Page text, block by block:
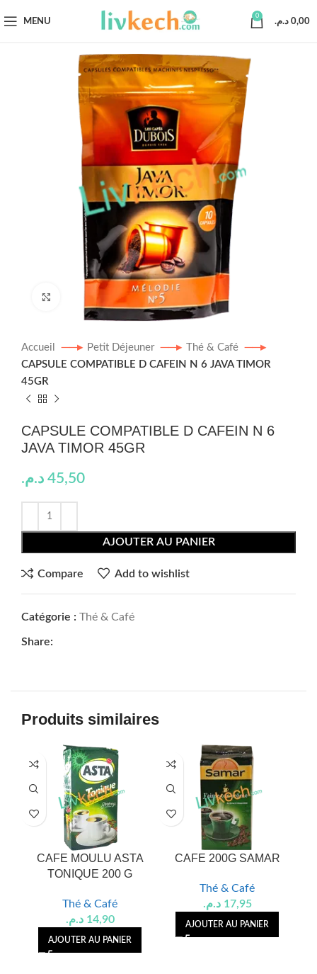
MENU
0
0,00 د.م.
Click to enlarge
Accueil Petit Déjeuner
Thé & Café
CAPSULE COMPATIBLE D CAFEIN N 6 JAVA TIMOR
45GR
CAPSULE COMPATIBLE D CAFEIN N 6
JAVA TIMOR 45GR
45,50 د.م.
AJOUTER AU PANIER
Compare Add to wishlist
Catégorie : Thé & Café
Share:
Produits similaires
CAFE MOULU ASTA
TONIQUE 200 G
Thé & Café
14,90 د.م.
AJOUTER AU PANIER
CAFE 200G SAMAR
Thé & Café
17,95 د.م.
AJOUTER AU PANIER